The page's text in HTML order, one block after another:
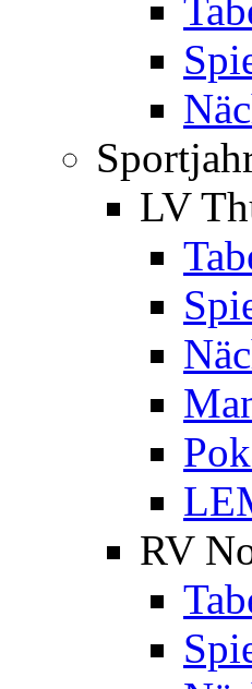
LV
RV